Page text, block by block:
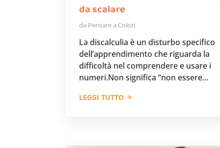
da scalare
da Pensare a Colori
La discalculia è un disturbo specifico
dell’apprendimento che riguarda la
difficoltà nel comprendere e usare i
numeri.Non significa “non essere...
LEGGI TUTTO